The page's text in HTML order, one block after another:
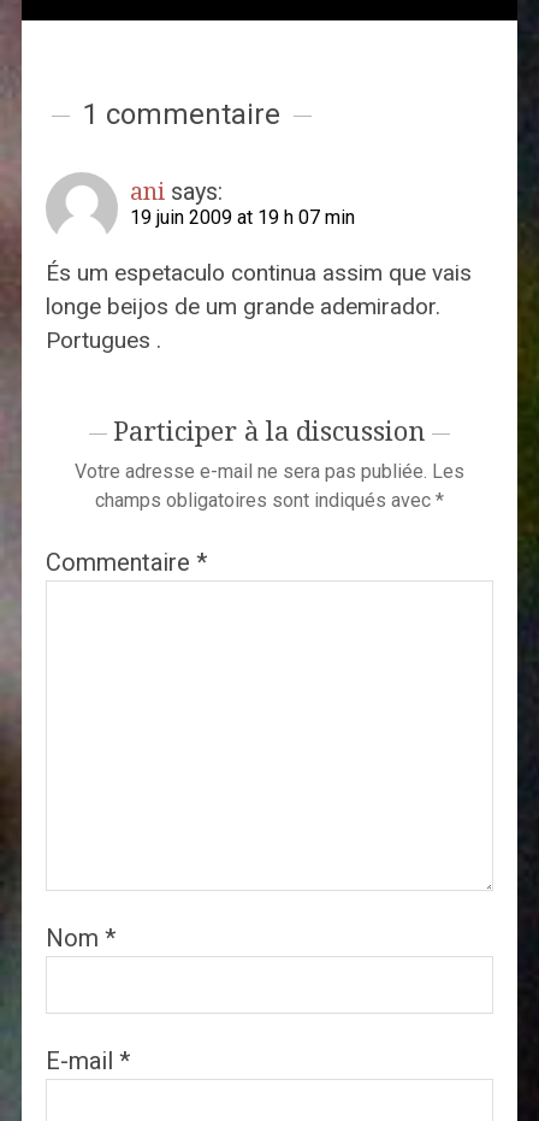
1 commentaire
ani says:
19 juin 2009 at 19 h 07 min
És um espetaculo continua assim que vais
longe beijos de um grande ademirador.
Portugues .
Participer à la discussion
Votre adresse e-mail ne sera pas publiée. Les
champs obligatoires sont indiqués avec *
Commentaire *
Nom *
E-mail *